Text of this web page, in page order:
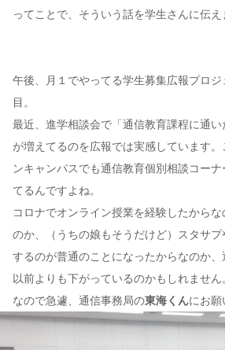
ってことで、そういう話を学生さんに伝え
午後、月１でやってる学生募集広報プロジ
目。
最近、進学相談会で「通信教育課程に通
が増えてるのを広報では実感しています
ンキャンパスでも通信教育個別相談コー
てるんですよね。
コロナでオンライン授業を経験したから
のか、（うちの娘もそうだけど）スタサ
するのが普通のことになったからなのか
以前よりも下がっているのかもしれません
なので急遽、通信事務局の東海くんにお願